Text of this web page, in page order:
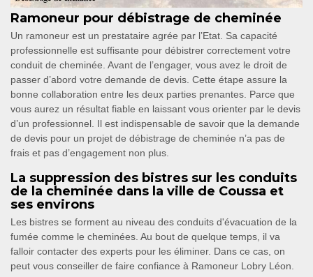
Ramoneur pour débistrage de cheminée
Un ramoneur est un prestataire agrée par l’Etat. Sa capacité
professionnelle est suffisante pour débistrer correctement votre
conduit de cheminée. Avant de l’engager, vous avez le droit de
passer d’abord votre demande de devis. Cette étape assure la
bonne collaboration entre les deux parties prenantes. Parce que
vous aurez un résultat fiable en laissant vous orienter par le devis
d’un professionnel. Il est indispensable de savoir que la demande
de devis pour un projet de débistrage de cheminée n’a pas de
frais et pas d’engagement non plus.
La suppression des bistres sur les conduits
de la cheminée dans la ville de Coussa et
ses environs
Les bistres se forment au niveau des conduits d'évacuation de la
fumée comme le cheminées. Au bout de quelque temps, il va
falloir contacter des experts pour les éliminer. Dans ce cas, on
peut vous conseiller de faire confiance à Ramoneur Lobry Léon.